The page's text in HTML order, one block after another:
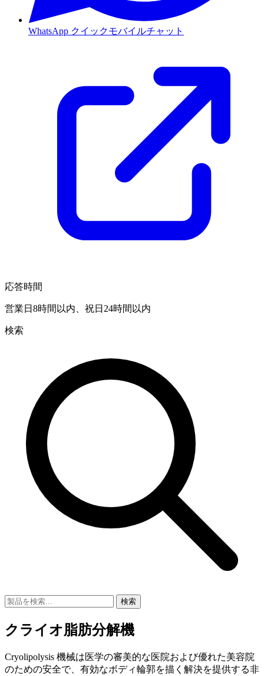
WhatsApp クイックモバイルチャット
応答時間
営業日8時間以内、祝日24時間以内
検索
検索
クライオ脂肪分解機
Cryolipolysis 機械は医学の審美的な医院および優れた美容院
のための安全で、有効なボディ輪郭を描く解決を提供する非